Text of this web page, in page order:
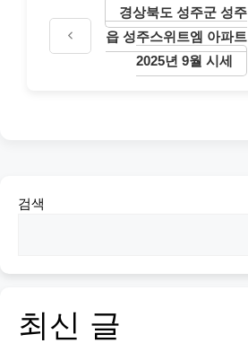
경상북도 성주군 성주
읍 성주스위트엠 아파트
2025년 9월 시세
검색
최신 글